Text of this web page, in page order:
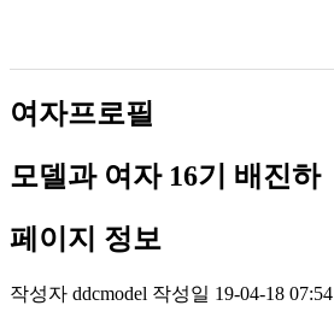
여자프로필
모델과 여자 16기
배진하
페이지 정보
작성자 ddcmodel 작성일 19-04-18 07:54